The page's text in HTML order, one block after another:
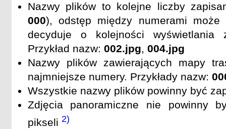
Nazwy plików to kolejne liczby
000), odstęp między numerami może
decyduje o kolejności
Przykład nazw: 002.jpg, 004.jpg
Nazwy plików zawierających mapy
najmniejsze numery. Przykłady nazw:
Wszystkie nazwy plików powinny być
Zdjęcia panoramiczne nie powinny
pikseli 2)